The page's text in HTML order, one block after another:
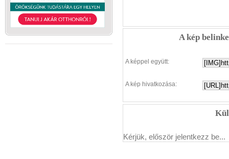
A kép
A képpel együtt:
A kép hivatkozása:
Kérjük, először jelentkezz be...